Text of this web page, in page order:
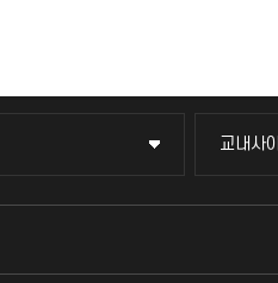
교내사
교내사
교수회